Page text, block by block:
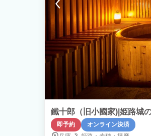
鐵十郎（旧小國家)|姫路城
即予約
オンライン決済